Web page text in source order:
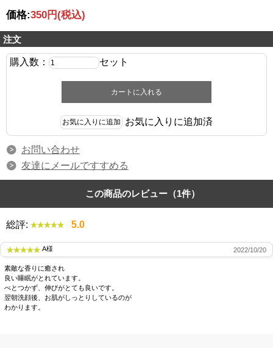
価格:350円(税込)
注文
購入数： セット
お気に入りに追加済
お問い合わせ
友達にメールですすめる
この商品のレビュー（1件）
総評: 5.0
A様 2022/10/20
素敵な香りに癒され
良い睡眠がとれています。
べとつかず、伸びがとても良いです。
翌朝洗顔後、お肌がしっとりしているのが
わかります。